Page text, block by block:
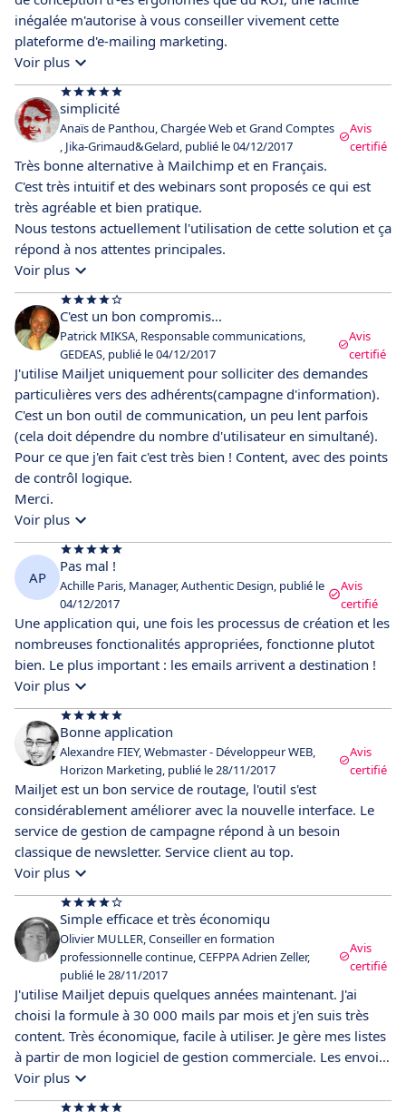
inégalée m'autorise à vous conseiller vivement cette
plateforme d'e-mailing marketing.
Voir plus
simplicité
Anaïs de Panthou, Chargée Web et Grand Comptes
, Jika-Grimaud&Gelard, publié le 04/12/2017
Avis
certifié
Très bonne alternative à Mailchimp et en Français.
C'est très intuitif et des webinars sont proposés ce qui est
très agréable et bien pratique.
Nous testons actuellement l'utilisation de cette solution et ça
répond à nos attentes principales.
Voir plus
C'est un bon compromis...
Patrick MIKSA, Responsable communications,
GEDEAS, publié le 04/12/2017
Avis
certifié
J'utilise Mailjet uniquement pour solliciter des demandes
particulières vers des adhérents(campagne d'information).
C'est un bon outil de communication, un peu lent parfois
(cela doit dépendre du nombre d'utilisateur en simultané).
Pour ce que j'en fait c'est très bien ! Content, avec des points
de contrôl logique.
Merci.
Voir plus
AP
Pas mal !
Achille Paris, Manager, Authentic Design, publié le
04/12/2017
Avis
certifié
Une application qui, une fois les processus de création et les
nombreuses fonctionalités appropriées, fonctionne plutot
bien. Le plus important : les emails arrivent a destination !
Voir plus
Bonne application
Alexandre FIEY, Webmaster - Développeur WEB,
Horizon Marketing, publié le 28/11/2017
Avis
certifié
Mailjet est un bon service de routage, l'outil s'est
considérablement améliorer avec la nouvelle interface. Le
service de gestion de campagne répond à un besoin
classique de newsletter. Service client au top.
Voir plus
Simple efficace et très économiqu
Olivier MULLER, Conseiller en formation
professionnelle continue, CEFPPA Adrien Zeller,
publié le 28/11/2017
Avis
certifié
J'utilise Mailjet depuis quelques années maintenant. J'ai
choisi la formule à 30 000 mails par mois et j'en suis très
content. Très économique, facile à utiliser. Je gère mes listes
à partir de mon logiciel de gestion commerciale. Les envois
sont très rapides.
Voir plus